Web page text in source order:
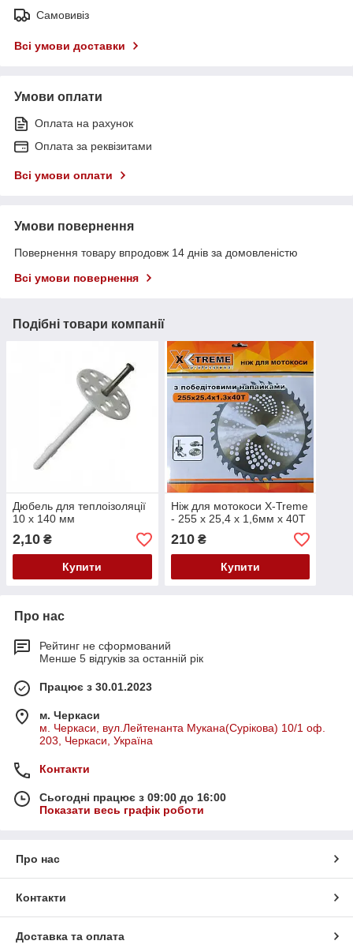
Самовивіз
Всі умови доставки
Умови оплати
Оплата на рахунок
Оплата за реквізитами
Всі умови оплати
Умови повернення
Повернення товару впродовж 14 днів за домовленістю
Всі умови повернення
Подібні товари компанії
Дюбель для теплоізоляції
10 х 140 мм
2,10 ₴
Купити
Ніж для мотокоси X-Treme
- 255 х 25,4 х 1,6мм х 40Т
210₴
Купити
Про нас
Рейтинг не сформований
Менше 5 відгуків за останній рік
Працює з 30.01.2023
м. Черкаси
м. Черкаси, вул.Лейтенанта Мукана(Сурікова) 10/1 оф.
203, Черкаси, Україна
Контакти
Сьогодні працює з 09:00 до 16:00
Показати весь графік роботи
Про нас
Контакти
Доставка та оплата